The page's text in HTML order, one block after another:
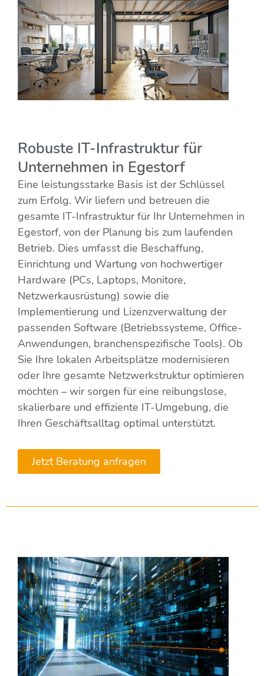
Robuste IT-Infrastruktur für
Unternehmen in Egestorf
Eine leistungsstarke Basis ist der Schlüssel
zum Erfolg. Wir liefern und betreuen die
gesamte IT-Infrastruktur für Ihr Unternehmen in
Egestorf, von der Planung bis zum laufenden
Betrieb. Dies umfasst die Beschaffung,
Einrichtung und Wartung von hochwertiger
Hardware (PCs, Laptops, Monitore,
Netzwerkausrüstung) sowie die
Implementierung und Lizenzverwaltung der
passenden Software (Betriebssysteme, Office-
Anwendungen, branchenspezifische Tools). Ob
Sie Ihre lokalen Arbeitsplätze modernisieren
oder Ihre gesamte Netzwerkstruktur optimieren
möchten – wir sorgen für eine reibungslose,
skalierbare und effiziente IT-Umgebung, die
Ihren Geschäftsalltag optimal unterstützt.
Jetzt Beratung anfragen